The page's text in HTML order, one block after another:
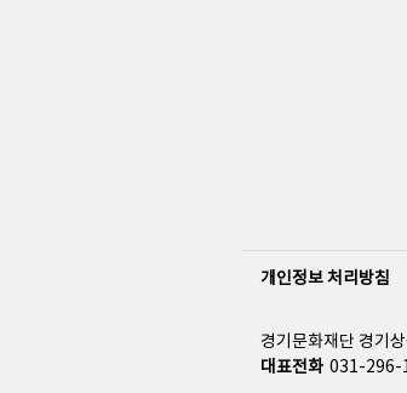
개인정보 처리방침
경기문화재단 경기
대표전화 031-296-